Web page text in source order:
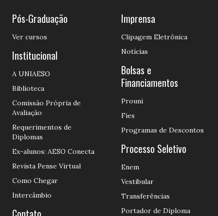
Pós-Graduação
Ver cursos
Institucional
A UNIAESO
Biblioteca
Comissão Própria de
Avaliação
Requerimentos de
Diplomas
Ex-alunos: AESO Conecta
Revista Pense Virtual
Como Chegar
Intercâmbio
Imprensa
Clipagem Eletrônica
Notícias
Bolsas e
Financiamentos
Prouni
Fies
Programas de Descontos
Processo Seletivo
Enem
Vestibular
Transferências
Portador de Diploma